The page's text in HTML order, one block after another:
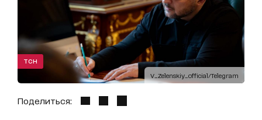
V_Zelenskiy_official/Telegram
ТСН
Поделиться: